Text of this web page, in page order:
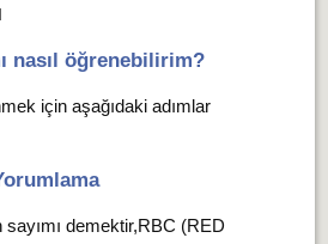
nasıl öğrenebilirim?
için aşağıdaki adımlar
demektir,RBC (RED